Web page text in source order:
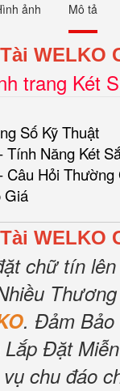
ảnh Mô tả
WELKO
trang Két
Số Kỹ Thuật
Tính Năng Két
Câu Hỏi Thường
Giá
WELKO
chữ tín
. Đảm Bảo
Lắp Đặt
chu đáo